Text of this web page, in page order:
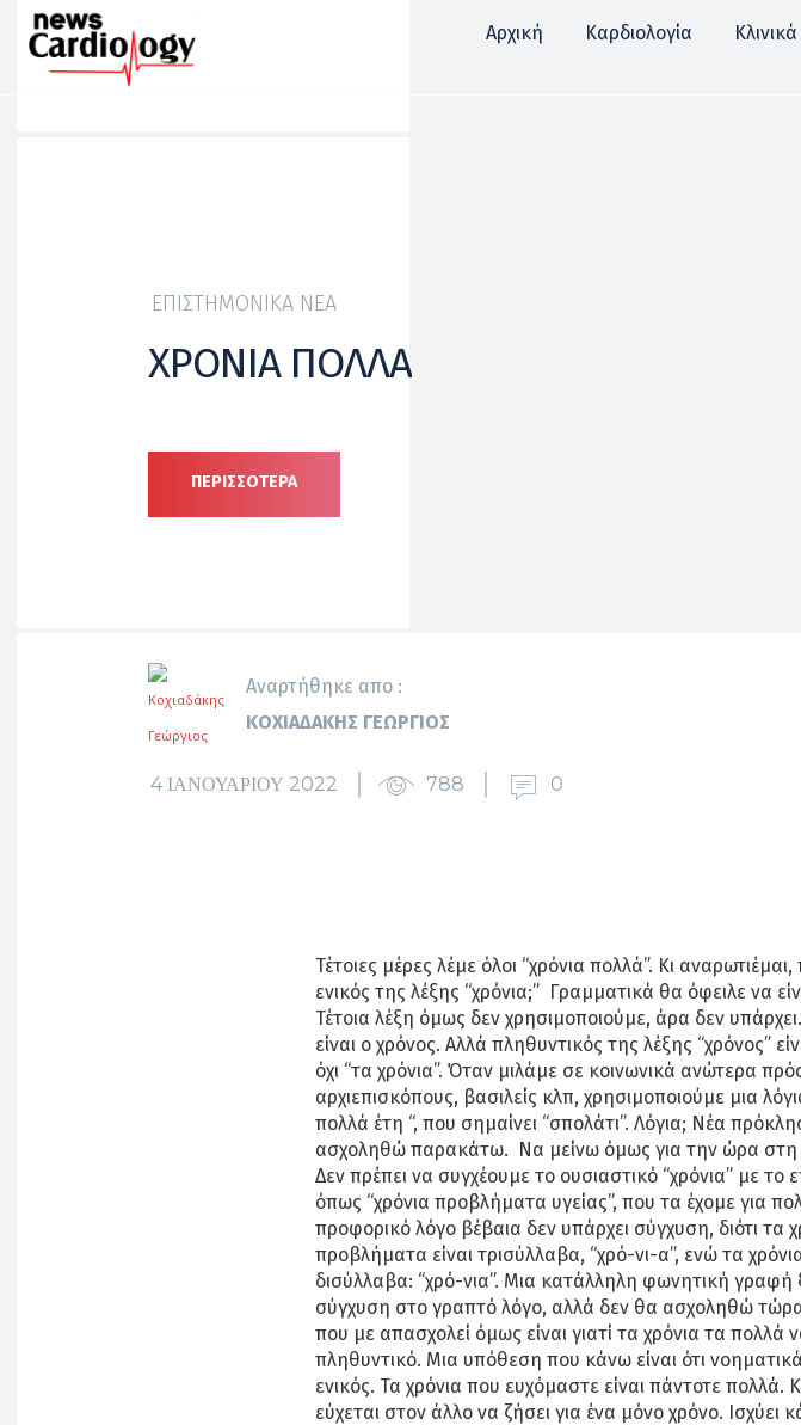
Αρχική Καρδιολογία
ΕΠΙΣΤΗΜΟΝΙΚΆ ΝΈΑ
ΧΡΟΝΙΑ ΠΟΛΛΑ
ΠΕΡΙΣΣΟΤΕΡΑ
Αναρτήθηκε απο :
ΚΟΧΙΑΔΆΚΗΣ ΓΕΏΡΓΙΟΣ
4 ΙΑΝΟΥΑΡΊΟΥ 2022 788 0
Τέτοιες μέρες λέμε όλοι “χρόνια πολλά”. Κι αναρωτιέμαι,
ενικός της λέξης “χρόνια;” Γραμματικά θα όφειλε να
Τέτοια λέξη όμως δεν χρησιμοποιούμε, άρα δεν
είναι ο χρόνος. Αλλά πληθυντικός της λέξης “χρόνος”
όχι “τα χρόνια”. Όταν μιλάμε σε κοινωνικά ανώτερα
αρχιεπισκόπους, βασιλείς κλπ, χρησιμοποιούμε μια
πολλά έτη “, που σημαίνει “σπολάτι”. Λόγια; Νέα
ασχοληθώ παρακάτω. Να μείνω όμως για την ώρα στη
Δεν πρέπει να συγχέουμε το ουσιαστικό “χρόνια” με το
όπως “χρόνια προβλήματα υγείας”, που τα έχομε για
προφορικό λόγο βέβαια δεν υπάρχει σύγχυση, διότι τα
προβλήματα είναι τρισύλλαβα, “χρό-νι-α”, ενώ τα
δισύλλαβα: “χρό-νια”. Μια κατάλληλη φωνητική γραφή
σύγχυση στο γραπτό λόγο, αλλά δεν θα ασχοληθώ τώρα
που με απασχολεί όμως είναι γιατί τα χρόνια τα πολλά
πληθυντικό. Μια υπόθεση που κάνω είναι ότι
ενικός. Τα χρόνια που ευχόμαστε είναι πάντοτε πολλά.
εύχεται στον άλλο να ζήσει για ένα μόνο χρόνο. Ισχύει